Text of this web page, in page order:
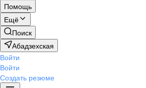
Помощь
Ещё
Поиск
Абадзехская
Войти
Войти
Создать резюме